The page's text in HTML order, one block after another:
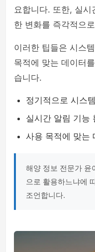
요합니다. 또한, 실시
한 변화를 즉각적으
이러한 팁들은 시스
목적에 맞는 데이터
습니다.
정기적으로 시스
실시간 알림 기능
사용 목적에 맞는
해양 정보 전문가 윤
으로 활용하느냐에
조언합니다.